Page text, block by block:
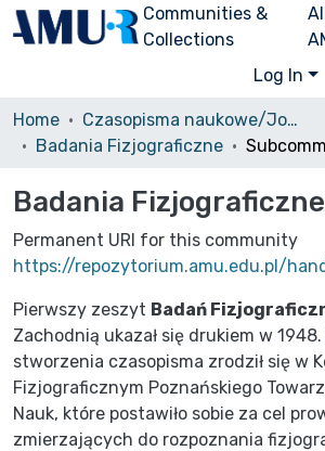
Communities &
Collections
Log In
Home
Czasopisma naukowe/Journals
Badania Fizjograficzne
Badania Fizjograficzne
Permanent URI for this community
https://repozytorium.amu.edu.pl/
Pierwszy zeszyt Badań
Zachodnią ukazał się drukiem w 1948.
stworzenia czasopisma zrodził się w
Fizjograficznym Poznańskiego
Nauk, które postawiło sobie za cel
zmierzających do rozpoznania